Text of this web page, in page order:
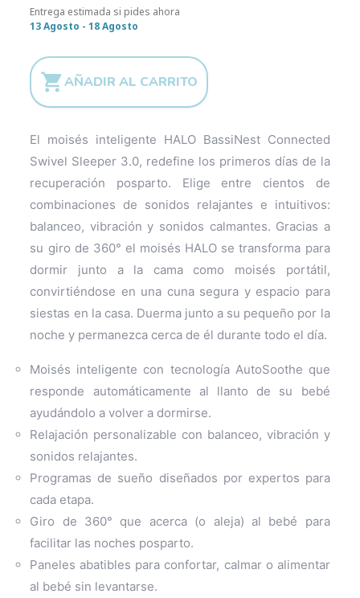
Entrega estimada si pides ahora
13 Agosto - 18 Agosto
AÑADIR AL CARRITO
El moisés inteligente HALO BassiNest Connected
Swivel Sleeper 3.0, redefine los primeros días de la
recuperación posparto. Elige entre cientos de
combinaciones de sonidos relajantes e intuitivos:
balanceo, vibración y sonidos calmantes. Gracias a
su giro de 360° el moisés HALO se transforma para
dormir junto a la cama como moisés portátil,
convirtiéndose en una cuna segura y espacio para
siestas en la casa. Duerma junto a su pequeño por la
noche y permanezca cerca de él durante todo el día.
Moisés inteligente con tecnología AutoSoothe que
responde automáticamente al llanto de su bebé
ayudándolo a volver a dormirse.
Relajación personalizable con balanceo, vibración y
sonidos relajantes.
Programas de sueño diseñados por expertos para
cada etapa.
Giro de 360° que acerca (o aleja) al bebé para
facilitar las noches posparto.
Paneles abatibles para confortar, calmar o alimentar
al bebé sin levantarse.